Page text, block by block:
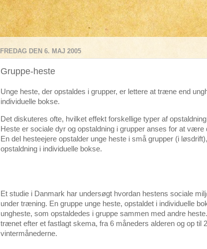
FREDAG DEN 6. MAJ 2005
Gruppe-heste
Unge heste, der opstaldes i grupper, er lettere at træne end
individuelle bokse.
Det diskuteres ofte, hvilket effekt forskellige typer af
Heste er sociale dyr og opstaldning i grupper anses for at være
En del hesteejere opstalder unge heste i små grupper (i
opstaldning i individuelle bokse.
Et studie i Danmark har undersøgt hvordan hestens sociale
under træning. En gruppe unge heste, opstaldet i individuelle
ungheste, som opstaldedes i gruppe sammen med andre
trænet efter et fastlagt skema, fra 6 måneders alderen og op til
vintermånederne.